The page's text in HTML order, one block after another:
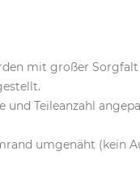
mit großer
Teileanzahl
umgenäht (kein